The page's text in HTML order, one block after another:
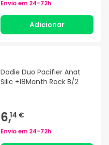
Envio em 24-72h
Adicionar
Dodie Duo Pacifier Anat
Silic +18Month Rock B/2
6,14 €
Envio em 24-72h